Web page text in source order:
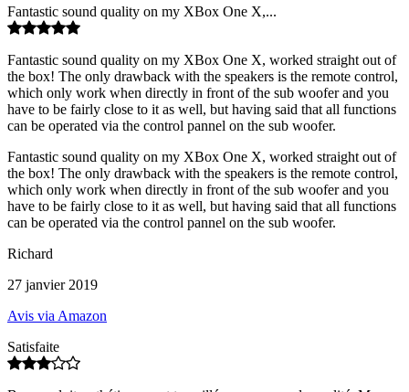
Fantastic sound quality on my XBox One X,...
Fantastic sound quality on my XBox One X, worked straight out of
the box! The only drawback with the speakers is the remote control,
which only work when directly in front of the sub woofer and you
have to be fairly close to it as well, but having said that all functions
can be operated via the control pannel on the sub woofer.
Fantastic sound quality on my XBox One X, worked straight out of
the box! The only drawback with the speakers is the remote control,
which only work when directly in front of the sub woofer and you
have to be fairly close to it as well, but having said that all functions
can be operated via the control pannel on the sub woofer.
Richard
27 janvier 2019
Avis via Amazon
Satisfaite